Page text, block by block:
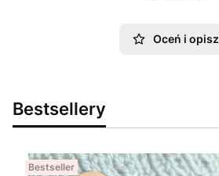
Oceń i opisz
Bestsellery
Bestseller